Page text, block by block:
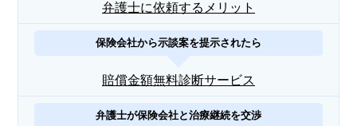
弁護士に依頼するメリット
保険会社から示談案を提示されたら
賠償金額無料診断サービス
弁護士が保険会社と治療継続を交渉